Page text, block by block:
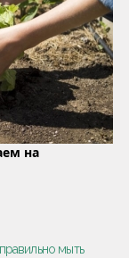
на
мыть